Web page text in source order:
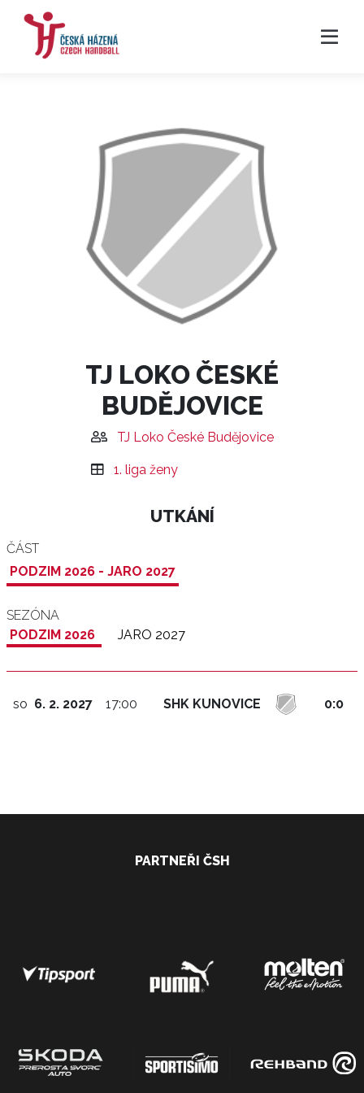
TJ LOKO ČESKÉ
BUDĚJOVICE
TJ Loko České Budějovice
1. liga ženy
UTKÁNÍ
ČÁST
PODZIM 2026 - JARO 2027
SEZÓNA
PODZIM 2026
JARO 2027
so 6. 2. 2027 17:00 SHK KUNOVICE 0:0
PARTNEŘI ČSH